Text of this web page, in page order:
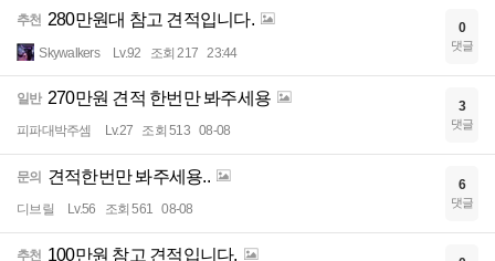
추천 280만원대 참고 견적입니다.
Skywalkers Lv.92 조회 217 23:44
0
댓글
일반 270만원 견적 한번만 봐주세용
피파대박주셈 Lv.27 조회 513 08-08
3
댓글
문의 견적한번만 봐주세용..
디브릴 Lv.56 조회 561 08-08
6
댓글
추천 100만원 참고 견적입니다.